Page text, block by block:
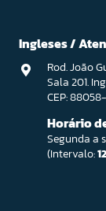
Ingleses /
Rod. João
Sala 201.
CEP:
Horário
Segunda a
(Intervalo: